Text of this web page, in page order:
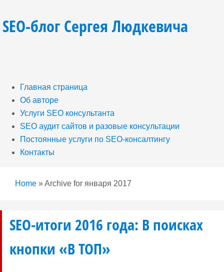
SEO-блог Сергея Людкевича
Главная страница
Об авторе
Услуги SEO консультанта
SEO аудит сайтов и разовые консультации
Постоянные услуги по SEO-консалтингу
Контакты
Home »Archive for января 2017
SEO-итоги 2016 года: В поисках
кнопки «В ТОП»